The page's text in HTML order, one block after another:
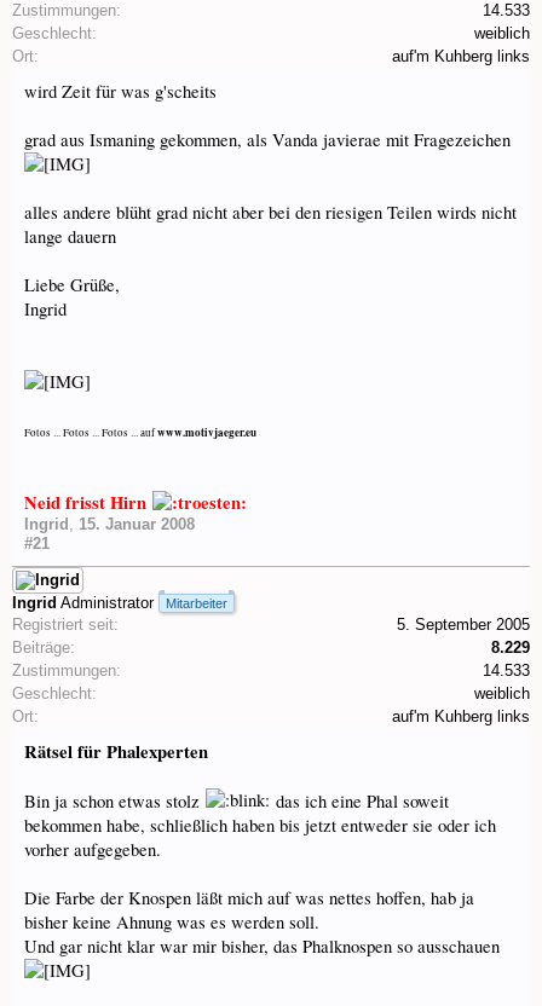
Zustimmungen:
14.533
Geschlecht:
weiblich
Ort:
auf'm Kuhberg links
wird Zeit für was g'scheits
grad aus Ismaning gekommen, als Vanda javierae mit Fragezeichen
alles andere blüht grad nicht aber bei den riesigen Teilen wirds nicht
lange dauern
Liebe Grüße,
Ingrid
Fotos ... Fotos ... Fotos ... aufwww.motivjaeger.eu
Neid frisst Hirn
Ingrid , 15. Januar 2008
#21
Ingrid Administrator Mitarbeiter
Registriert seit:
5. September 2005
Beiträge:
8.229
Zustimmungen:
14.533
Geschlecht:
weiblich
Ort:
auf'm Kuhberg links
Rätsel für Phalexperten
Bin ja schon etwas stolz
das ich eine Phal soweit
bekommen habe, schließlich haben bis jetzt entweder sie oder ich
vorher aufgegeben.
Die Farbe der Knospen läßt mich auf was nettes hoffen, hab ja
bisher keine Ahnung was es werden soll.
Und gar nicht klar war mir bisher, das Phalknospen so ausschauen